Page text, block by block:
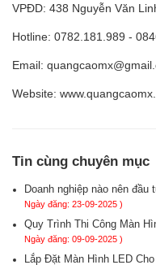
VPĐD: 438 Nguyễn Văn
Hotline: 0782.181.989 -
Email:
Website:
Tin cùng chuyên mục
Doanh nghiệp nào nên
Ngày đăng: 23-09-2025 )
Quy Trình Thi Công Màn
Ngày đăng: 09-09-2025 )
Lắp Đặt Màn Hình LED